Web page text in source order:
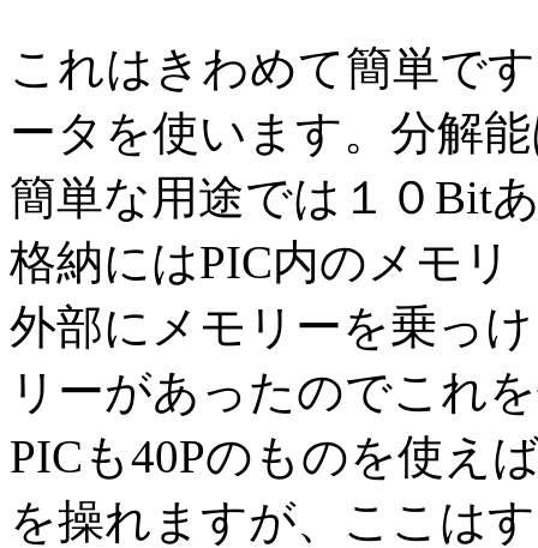
これはきわめて簡単で
ータを使います。分解
簡単な用途では１０Bit
格納にはPIC内のメモリ
外部にメモリーを乗っ
リーがあったのでこれ
PICも40Pのものを使え
を操れますが、ここは